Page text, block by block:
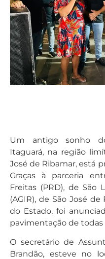
Um antigo sonho
Itaguará, na região
José de Ribamar, está
Graças à parceria
Freitas (PRD), de São
(AGIR), de São José
do Estado, foi
pavimentação de
O secretário de
Brandão, esteve no